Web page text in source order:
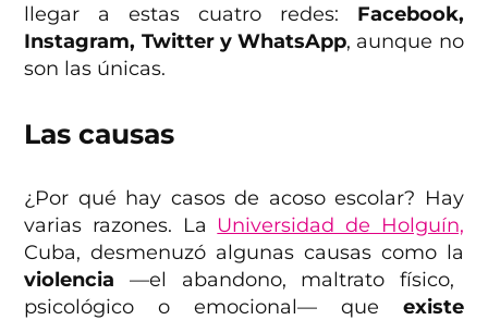
llegar a estas cuatro redes: Facebook,
Instagram, Twitter y WhatsApp, aunque no
son las únicas.
Las causas
¿Por qué hay casos de acoso escolar? Hay
varias razones. La Universidad de Holguín,
Cuba, desmenuzó algunas causas como la
violencia —el abandono, maltrato físico,
psicológico o emocional— que existe